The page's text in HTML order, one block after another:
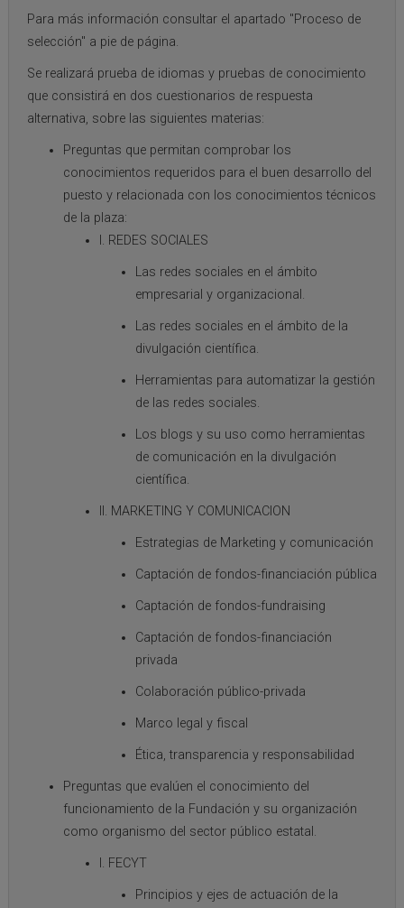
Para más información consultar el apartado "Proceso de
selección" a pie de página.
Se realizará prueba de idiomas y pruebas de conocimiento
que consistirá en dos cuestionarios de respuesta
alternativa, sobre las siguientes materias:
Preguntas que permitan comprobar los
conocimientos requeridos para el buen desarrollo del
puesto y relacionada con los conocimientos técnicos
de la plaza:
I. REDES SOCIALES
Las redes sociales en el ámbito
empresarial y organizacional.
Las redes sociales en el ámbito de la
divulgación científica.
Herramientas para automatizar la gestión
de las redes sociales.
Los blogs y su uso como herramientas
de comunicación en la divulgación
científica.
II. MARKETING Y COMUNICACION
Estrategias de Marketing y comunicación
Captación de fondos-financiación pública
Captación de fondos-fundraising
Captación de fondos-financiación
privada
Colaboración público-privada
Marco legal y fiscal
Ética, transparencia y responsabilidad
Preguntas que evalúen el conocimiento del
funcionamiento de la Fundación y su organización
como organismo del sector público estatal.
I. FECYT
Principios y ejes de actuación de la